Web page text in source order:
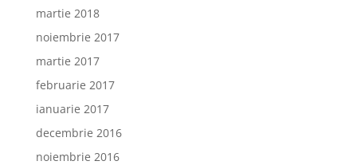
martie 2018
noiembrie 2017
martie 2017
februarie 2017
ianuarie 2017
decembrie 2016
noiembrie 2016